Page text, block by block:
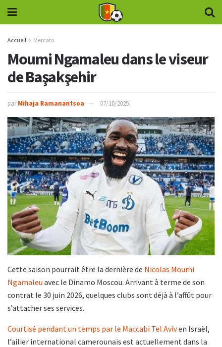
Accueil Mercato
Moumi Ngamaleu dans le viseur
de Başakşehir
par Mihaja Ramanantsoa 07/10/2025
Cette saison pourrait être la dernière de Nicolas Moumi
Ngamaleu avec le Dinamo Moscou. Arrivant à terme de son
contrat le 30 juin 2026, quelques clubs sont déjà à l’affût pour
s’attacher ses services.
Courtisé pendant un temps par le Maccabi Tel Aviven Israël,
l’ailier international camerounais est actuellement dans la